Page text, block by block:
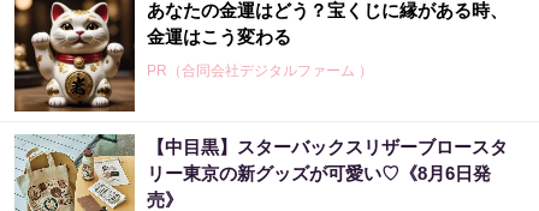
あなたの金運はどう？宝くじに縁がある時、
金運はこう変わる
PR（合同会社デジタルファーム ）
3億当選主婦「宝くじ買う前に〇〇した」当選
率上げる方法
【中目黒】スターバックスリザーブロースタ
リー東京の新グッズが可愛い♡《8月6日発
売》